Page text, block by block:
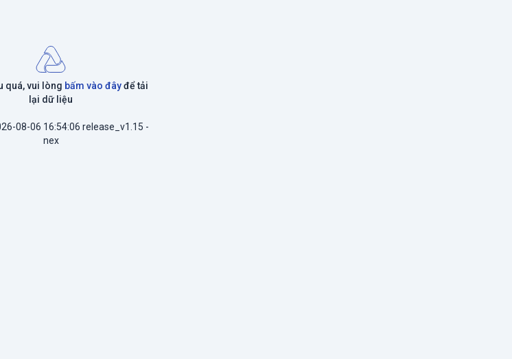
quá, vui lòng bấm vào đâyđể tải
lại dữ liệu
08-06 16:54:06 release_v1.15 -
nex